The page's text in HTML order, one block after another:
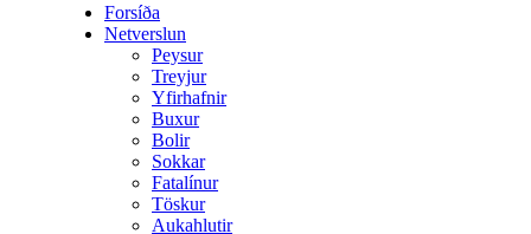
Forsíða
Netverslun
Peysur
Treyjur
Yfirhafnir
Buxur
Bolir
Sokkar
Fatalínur
Töskur
Aukahlutir